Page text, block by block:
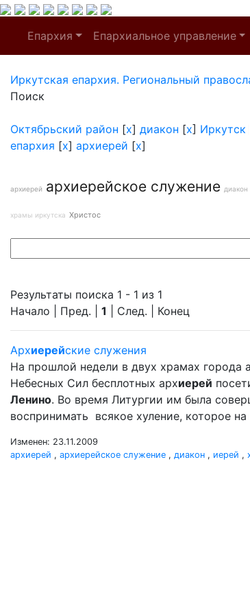
Епархия Епархиальное управление
Иркутская епархия. Региональный
Поиск
Октябрьский район [x] диакон [x] Иркутск
епархия [x] архиерей [x]
архиерей архиерейское служение диакон
храмы иркутска Христос
Результаты поиска 1 - 1 из 1
Начало | Пред. | 1 | След. | Конец
Архиерейские служения
На прошлой недели в двух храмах города
Небесных Сил бесплотных архиерей
Ленино. Во время Литургии им была
воспринимать всякое хуление, которое
Изменен: 23.11.2009
архиерей , архиерейское служение , диакон , иерей ,